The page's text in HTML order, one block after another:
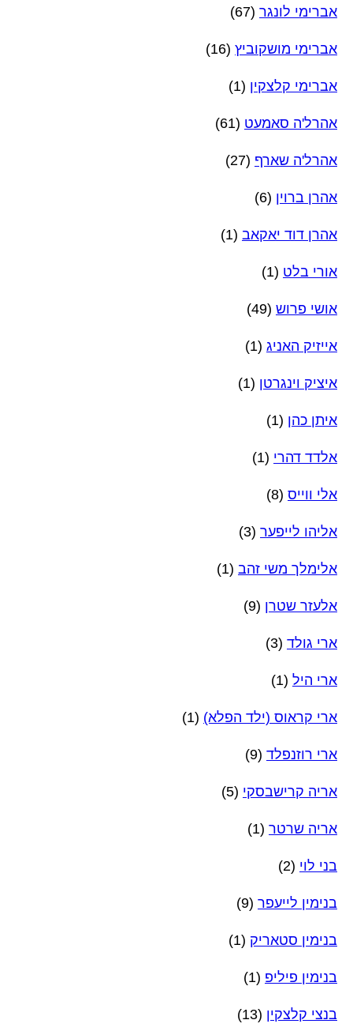
אברימי לונגר (67)
אברימי מושקוביץ (16)
אברימי קלצקין (1)
אהרל'ה סאמעט (61)
אהרל'ה שארף (27)
אהרן ברוין (6)
אהרן דוד יאקאב (1)
אורי בלט (1)
אושי פרוש (49)
אייזיק האניג (1)
איציק וינגרטן (1)
איתן כהן (1)
אלדד דהרי (1)
אלי ווייס (8)
אליהו לייפער (3)
אלימלך משי זהב (1)
אלעזר שטרן (9)
ארי גולד (3)
ארי היל (1)
ארי קראוס (ילד הפלא) (1)
ארי רוזנפלד (9)
אריה קרישבסקי (5)
אריה שרטר (1)
בני לוי (2)
בנימין לייעפר (9)
בנימין סטאריק (1)
בנימין פיליפ (1)
בנצי קלצקין (13)